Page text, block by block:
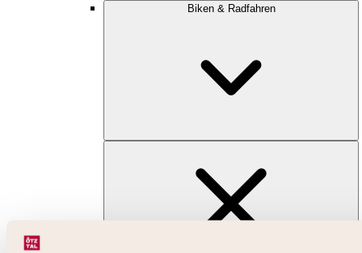
Biken & Radfahren